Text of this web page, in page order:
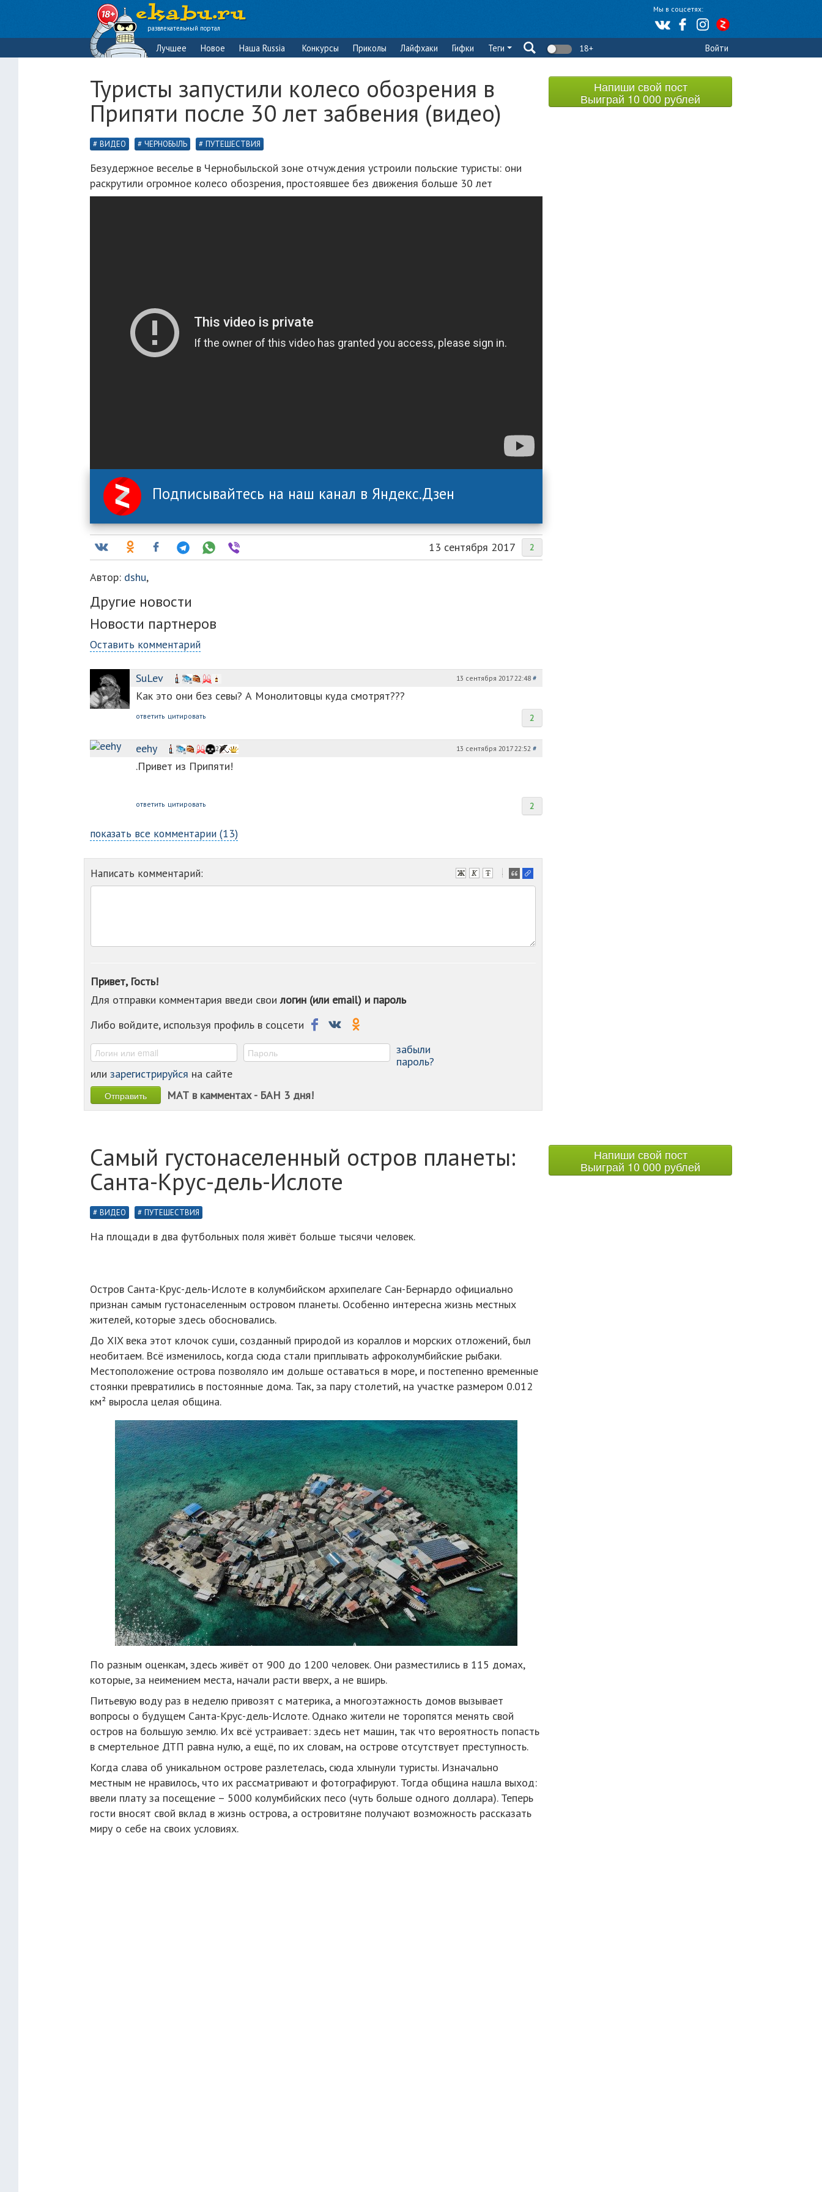
Мы в соцсетях:
развлекательный портал
Лучшее Новое Наша Russia Конкурсы Приколы Лайфхаки Гифки Теги 18+ Войти
Туристы запустили колесо обозрения в
Припяти после 30 лет забвения (видео)
ВИДЕО ЧЕРНОБЫЛЬ ПУТЕШЕСТВИЯ
Безудержное веселье в Чернобыльской зоне отчуждения устроили польские туристы: они
раскрутили огромное колесо обозрения, простоявшее без движения больше 30 лет
Подписывайтесь на наш канал в Яндекс.Дзен
2
13 сентября 2017
Автор: dshu,
Другие новости
Новости партнеров
Оставить комментарий
SuLev 13 сентября 2017 22:48 #
Как это они без севы? А Монолитовцы куда смотрят???
2
ответить цитировать
eehy 13 сентября 2017 22:52 #
2
.Привет из Припяти!
2
ответить цитировать
показать все комментарии (13)
Написать комментарий:
-
-
-
Привет, Гость!
Для отправки комментария введи своилогин (или email) и пароль
Либо войдите, используя профиль в соцсети
забыли
пароль?
или зарегистрируйся на сайте
МАТ в камментах - БАН 3 дня!
Напиши свой пост
Выиграй 10 000 рублей
Самый густонаселенный остров планеты:
Санта-Крус-дель-Ислоте
ВИДЕО ПУТЕШЕСТВИЯ
На площади в два футбольных поля живёт больше тысячи человек.
Остров Санта-Крус-дель-Ислоте в колумбийском архипелаге Сан-Бернардо официально
признан самым густонаселенным островом планеты. Особенно интересна жизнь местных
жителей, которые здесь обосновались.
До XIX века этот клочок суши, созданный природой из кораллов и морских отложений, был
необитаем. Всё изменилось, когда сюда стали приплывать афроколумбийские рыбаки.
Местоположение острова позволяло им дольше оставаться в море, и постепенно временные
стоянки превратились в постоянные дома. Так, за пару столетий, на участке размером 0.012
км² выросла целая община.
По разным оценкам, здесь живёт от 900 до 1200 человек. Они разместились в 115 домах,
которые, за неимением места, начали расти вверх, а не вширь.
Питьевую воду раз в неделю привозят с материка, а многоэтажность домов вызывает
вопросы о будущем Санта-Крус-дель-Ислоте. Однако жители не торопятся менять свой
остров на большую землю. Их всё устраивает: здесь нет машин, так что вероятность попасть
в смертельное ДТП равна нулю, а ещё, по их словам, на острове отсутствует преступность.
Когда слава об уникальном острове разлетелась, сюда хлынули туристы. Изначально
местным не нравилось, что их рассматривают и фотографируют. Тогда община нашла выход:
ввели плату за посещение – 5000 колумбийских песо (чуть больше одного доллара). Теперь
гости вносят свой вклад в жизнь острова, а островитяне получают возможность рассказать
миру о себе на своих условиях.
Напиши свой пост
Выиграй 10 000 рублей